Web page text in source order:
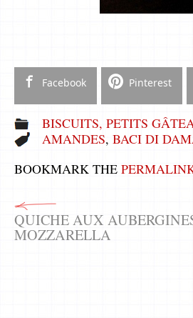
Facebook Pinterest
BISCUITS, PETITS
AMANDES, BACI DI
BOOKMARK THE
QUICHE AUX
MOZZARELLA